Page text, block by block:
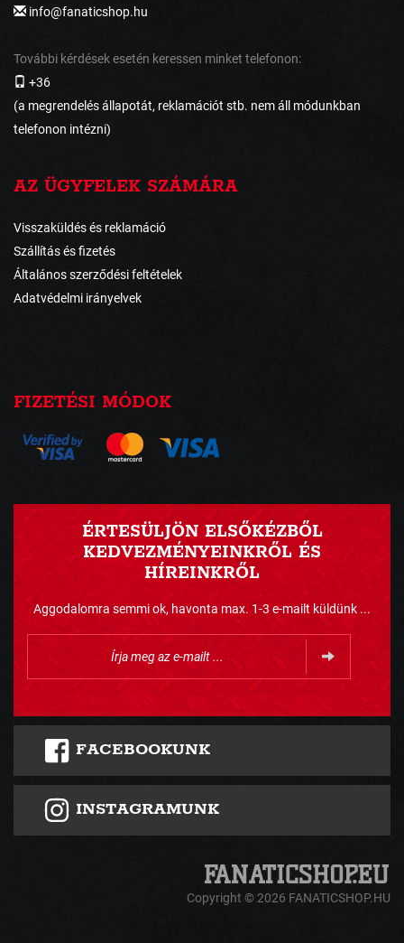
info@fanaticshop.hu
További kérdések esetén keressen minket telefonon:
+36
(a megrendelés állapotát, reklamációt stb. nem áll módunkban
telefonon intézni)
AZ ÜGYFELEK SZÁMÁRA
Visszaküldés és reklamáció
Szállítás és fizetés
Általános szerződési feltételek
Adatvédelmi irányelvek
FIZETÉSI MÓDOK
ÉRTESÜLJÖN ELSŐKÉZBŐL
KEDVEZMÉNYEINKRŐL ÉS
HÍREINKRŐL
Aggodalomra semmi ok, havonta max. 1-3 e-mailt küldünk ...
FACEBOOKUNK
INSTAGRAMUNK
Copyright © 2026 FANATICSHOP.HU